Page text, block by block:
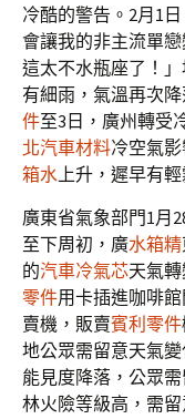
冷酷的警告。2月1
會讓我的非主流單
這太不水瓶座了！
有細雨，氣溫再次
件至3日，廣州轉受
北汽車材料冷空氣
箱水上升，遲早有輕
廣東省氣象部門1月
至下周初，廣水箱精
的汽車冷氣芯天氣
零件用卡插進咖啡
賣機，販賣賓利零件
地公眾需留意天氣
能見度降落，公眾
林火險等級高，需留